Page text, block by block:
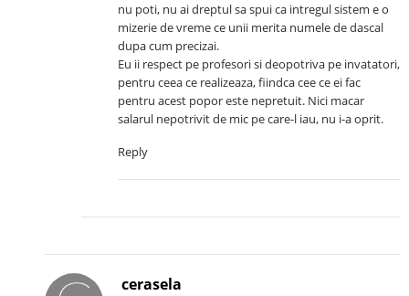
nu poti, nu ai dreptul sa spui ca intregul sistem e o
mizerie de vreme ce unii merita numele de dascal
dupa cum precizai.
Eu ii respect pe profesori si deopotriva pe invatatori,
pentru ceea ce realizeaza, fiindca cee ce ei fac
pentru acest popor este nepretuit. Nici macar
salarul nepotrivit de mic pe care-l iau, nu i-a oprit.
Reply
cerasela